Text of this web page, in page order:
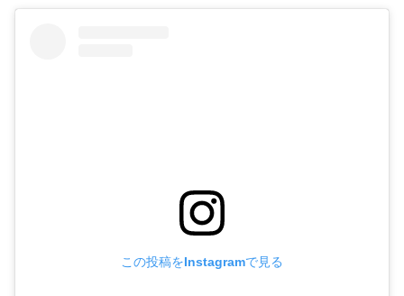
この投稿をInstagramで見る